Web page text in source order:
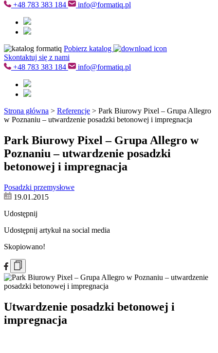
+48783 383 184 info@formatiq.pl
Pobierz katalog
Skontaktuj się z nami
+48783 383 184 info@formatiq.pl
Strona główna > Referencje > Park Biurowy Pixel – Grupa Allegro
w Poznaniu – utwardzenie posadzki betonowej i impregnacja
Park Biurowy Pixel – Grupa Allegro w
Poznaniu – utwardzenie posadzki
betonowej i impregnacja
Posadzki przemysłowe
19.01.2015
Udostępnij
Udostępnij artykuł na social media
Skopiowano!
Utwardzenie posadzki betonowej i
impregnacja